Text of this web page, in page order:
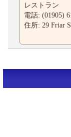
レストラン
電話: (01905)
住所: 29 Friar